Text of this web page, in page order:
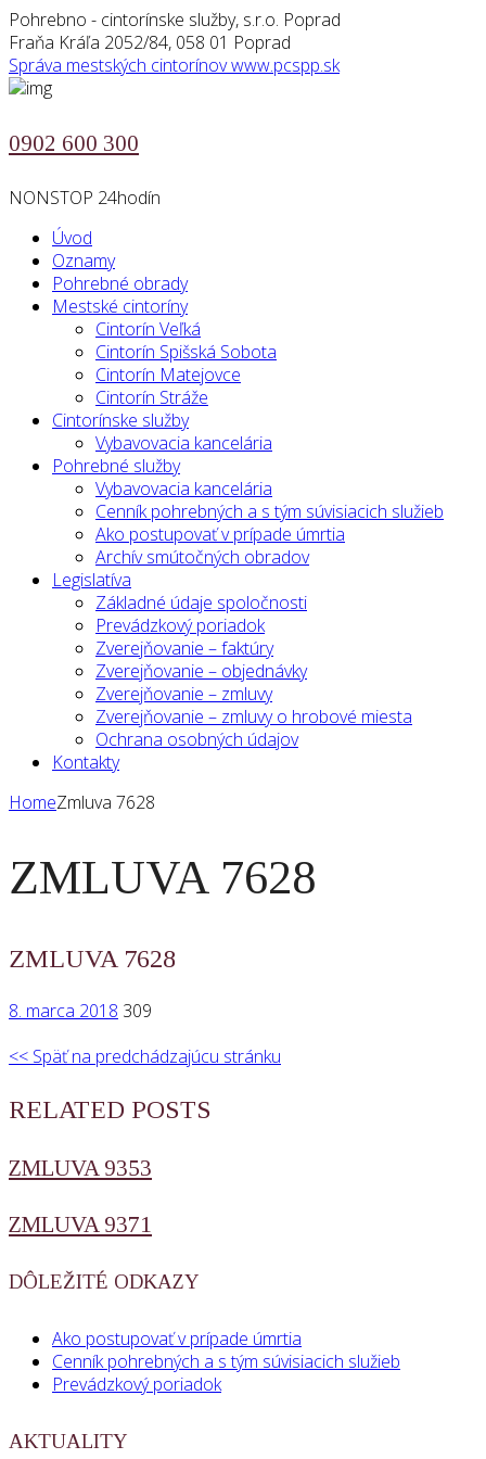
Pohrebno - cintorínske služby, s.r.o. Poprad
Fraňa Kráľa 2052/84, 058 01 Poprad
Správa mestských cintorínovwww.pcspp.sk
0902 600 300
NONSTOP 24hodín
Úvod
Oznamy
Pohrebné obrady
Mestské cintoríny
Cintorín Veľká
Cintorín Spišská Sobota
Cintorín Matejovce
Cintorín Stráže
Cintorínske služby
Vybavovacia kancelária
Pohrebné služby
Vybavovacia kancelária
Cenník pohrebných a s tým súvisiacich služieb
Ako postupovať v prípade úmrtia
Archív smútočných obradov
Legislatíva
Základné údaje spoločnosti
Prevádzkový poriadok
Zverejňovanie – faktúry
Zverejňovanie – objednávky
Zverejňovanie – zmluvy
Zverejňovanie – zmluvy o hrobové miesta
Ochrana osobných údajov
Kontakty
HomeZmluva 7628
ZMLUVA 7628
ZMLUVA 7628
8. marca 2018 309
<< Späť na predchádzajúcu stránku
RELATED POSTS
ZMLUVA 9353
ZMLUVA 9371
DÔLEŽITÉ ODKAZY
Ako postupovať v prípade úmrtia
Cenník pohrebných a s tým súvisiacich služieb
Prevádzkový poriadok
AKTUALITY